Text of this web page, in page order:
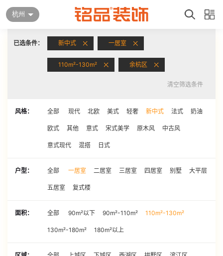
杭州
已选条件： 新中式 一居室
110m²-130m² 余杭区
清空筛选条件
风格： 全部 现代 北欧 美式 轻奢 新中式 法式 奶油
欧式 其他 意式 宋式美学 原木风 中古风
意式现代 混搭 日式
户型： 全部 一居室 二居室 三居室 四居室 别墅 大平层
五居室 复式楼
面积： 全部 90m²以下 90m²-110m² 110m²-130m²
130m²-180m² 180m²以上